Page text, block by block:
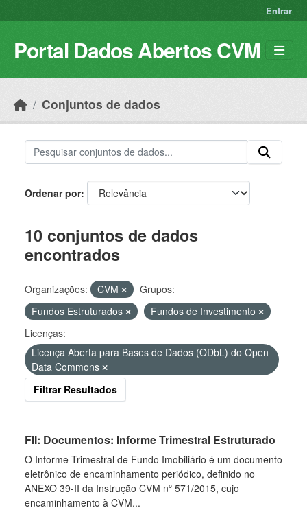
Entrar
Portal Dados Abertos CVM
Conjuntos de dados
Ordenar por
10 conjuntos de dados
encontrados
Organizações: CVM
Grupos:
Fundos Estruturados
Fundos de Investimento
Licenças:
Licença Aberta para Bases de Dados (ODbL) do Open
Data Commons
Filtrar Resultados
FII: Documentos: Informe Trimestral Estruturado
O Informe Trimestral de Fundo Imobiliário é um documento
eletrônico de encaminhamento periódico, definido no
ANEXO 39-II da Instrução CVM nº 571/2015, cujo
encaminhamento à CVM...